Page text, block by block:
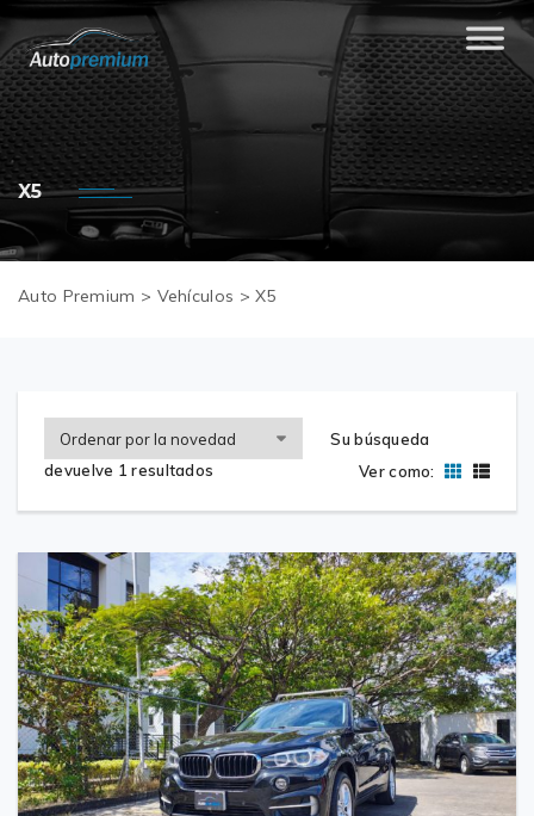
X5
Auto Premium > Vehículos >X5
Su búsqueda
devuelve 1 resultados
Ver como: